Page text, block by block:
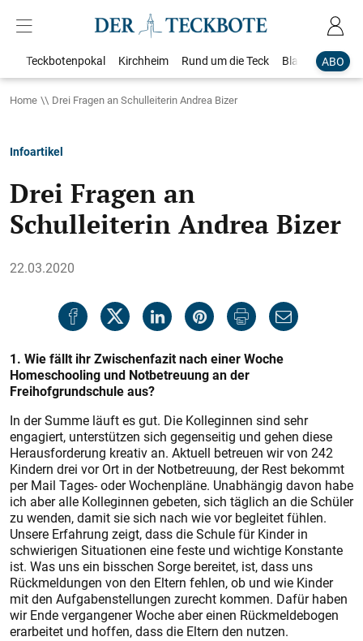
ABO
Teckbotenpokal Kirchheim Rund um die Teck Blaulicht
Home Drei Fragen an Schulleiterin Andrea Bizer
Infoartikel
Drei Fragen an
Schulleiterin Andrea Bizer
22.03.2020
1. Wie fällt ihr Zwischenfazit nach einer Woche
Homeschooling und Notbetreuung an der
Freihofgrundschule aus?
In der Summe läuft es gut. Die Kolleginnen sind sehr
engagiert, unterstützen sich gegenseitig und gehen diese
Herausforderung kreativ an. Aktuell betreuen wir von 242
Kindern drei vor Ort in der Notbetreuung, der Rest bekommt
per Mail Tages- oder Wochenpläne. Unabhängig davon habe
ich aber alle Kolleginnen gebeten, sich täglich an die Schüler
zu wenden, damit sie sich nach wie vor begleitet fühlen.
Unsere Erfahrung zeigt, dass die Schule für Kinder in
schwierigen Situationen eine feste und wichtige Konstante
ist. Was uns ein bisschen Sorge bereitet, ist, dass uns
Rückmeldungen von den Eltern fehlen, ob und wie Kinder
mit den Aufgabenstellungen zurecht kommen. Dafür haben
wir Ende vergangener Woche aber einen Rückmeldebogen
erarbeitet und hoffen, dass die Eltern den nutzen.